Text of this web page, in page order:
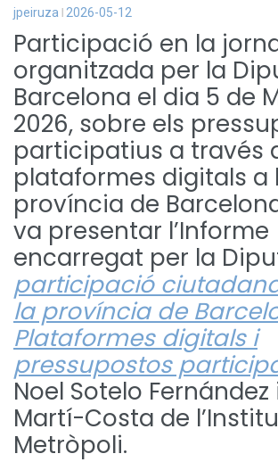
jpeiruza 2026-05-12
Participació en la
organitzada per la
Barcelona el dia 5 de
2026, sobre els
participatius a través
plataformes digitals a
província de
va presentar l’Informe
encarregat per la
participació
la província de
Plataformes digitals i
pressupostos
Noel Sotelo Fernández
Martí-Costa de
Metròpoli.